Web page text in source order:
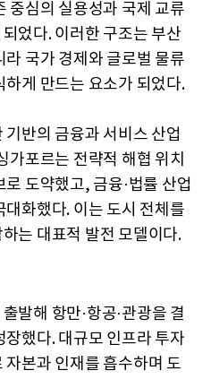
중심의 실용성과 국제 교류
었다. 이러한 구조는 부산
국가 경제와 글로벌 물류
게 만드는 요소가 되었다.
반의 금융과 서비스 산업
가포르는 전략적 해협 위치
도약했고, 금융·법률 산업
화했다. 이는 도시 전체를
는 대표적 발전 모델이다.
발해 항만·항공·관광을 결
했다. 대규모 인프라 투자
본과 인재를 흡수하며 도